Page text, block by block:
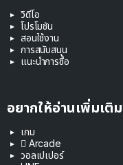
วิดีโอ
โปรโมชัน
สอนใช้งาน
การสนับสนุน
แนะนำการซื้อ
อยากให้อ่านเพิ่มเติม
เกม
 Arcade
วอลเปเปอร์